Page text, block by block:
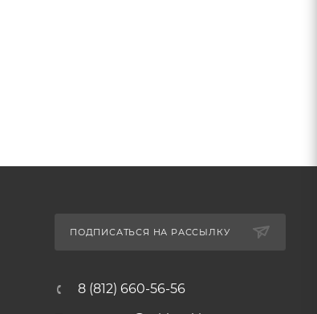
ПОДПИСАТЬСЯ НА РАССЫЛКУ
8 (812) 660-56-56